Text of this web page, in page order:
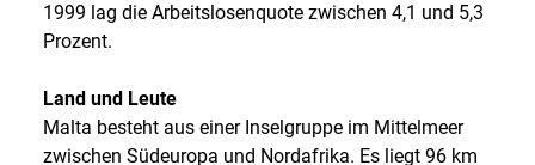
1999 lag die Arbeitslosenquote zwischen 4,1 und 5,3
Prozent.
Land und Leute
Malta besteht aus einer Inselgruppe im Mittelmeer
zwischen Südeuropa und Nordafrika. Es liegt 96 km